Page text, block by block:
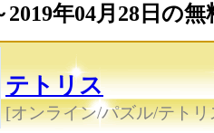
2019年04月28日の
テトリス
[オンライン/パズル/テトリ